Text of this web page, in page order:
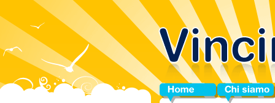
Home Chi siamo